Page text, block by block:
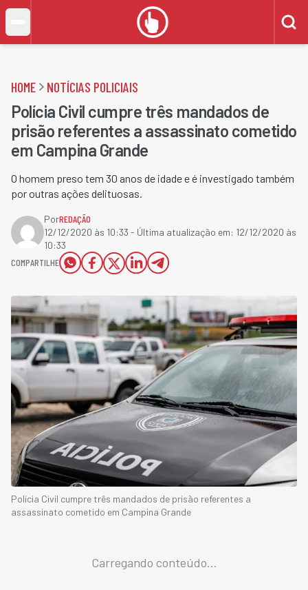
HOME NOTÍCIAS POLICIAIS
Polícia Civil cumpre três mandados de
prisão referentes a assassinato cometido
em Campina Grande
O homem preso tem 30 anos de idade e é investigado também
por outras ações delituosas.
PorREDAÇÃO
12/12/2020 às 10:33 - Última atualização em: 12/12/2020 às
10:33
COMPARTILHE
Polícia Civil cumpre três mandados de prisão referentes a
assassinato cometido em Campina Grande
Carregando conteúdo...